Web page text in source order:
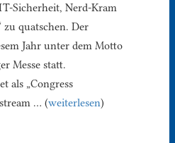
Sicherheit, Nerd-Kram
zu quatschen. Der
Jahr unter dem Motto
Messe statt.
als „Congress
… (weiterlesen)